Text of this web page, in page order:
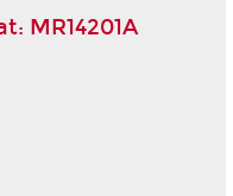
MR14201A